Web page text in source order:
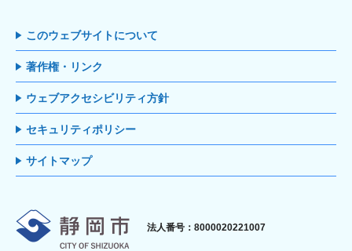
このウェブサイトについて
著作権・リンク
ウェブアクセシビリティ方針
セキュリティポリシー
サイトマップ
静岡市
法人番号：8000020221007